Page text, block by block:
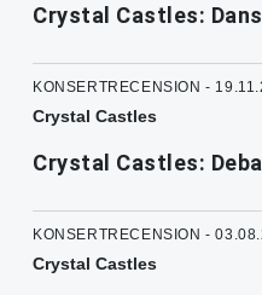
Crystal Castles:
KONSERTRECENSION -
Crystal Castles
Crystal Castles:
KONSERTRECENSION -
Crystal Castles